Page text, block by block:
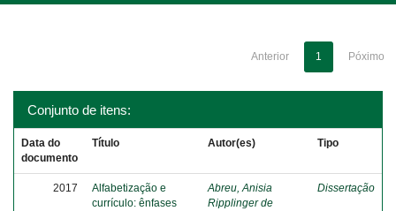
Anterior 1 Póximo
Conjunto de itens:
Data do
documento
Título Autor(es) Tipo
2017
Alfabetização e
currículo: ênfases
Abreu, Anisia
Ripplinger de
Dissertação